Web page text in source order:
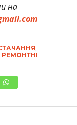
на
РЕМОНТНІ